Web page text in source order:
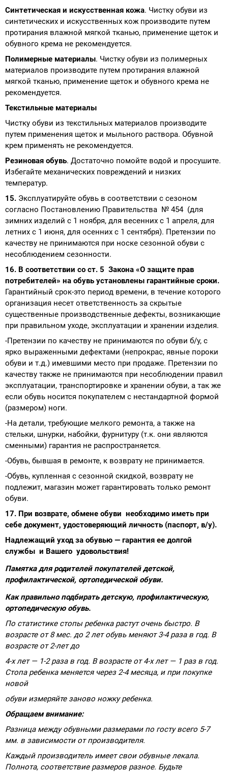
Синтетическая и искусственная кожа. Чистку обуви из
синтетических и искусственных кож производите путем
протирания влажной мягкой тканью, применение щеток и
обувного крема не рекомендуется.
Полимерные материалы. Чистку обуви из полимерных
материалов производите путем протирания влажной
мягкой тканью, применение щеток и обувного крема не
рекомендуется.
Текстильные материалы
Чистку обуви из текстильных материалов производите
путем применения щеток и мыльного раствора. Обувной
крем применять не рекомендуется.
Резиновая обувь. Достаточно помойте водой и просушите.
Избегайте механических повреждений и низких
температур.
15. Эксплуатируйте обувь в соответствии с сезоном
согласно Постановлению Правительства № 454 (для
зимних изделий с 1 ноября, для весенних с 1 апреля, для
летних с 1 июня, для осенних с 1 сентября). Претензии по
качеству не принимаются при носке сезонной обуви с
несоблюдением сезонности.
16. В соответствии со ст. 5 Закона «О защите прав
потребителей» на обувь установлены гарантийные сроки.
Гарантийный срок-это период времени, в течение которого
организация несет ответственность за скрытые
существенные производственные дефекты, возникающие
при правильном уходе, эксплуатации и хранении изделия.
-Претензии по качеству не принимаются по обуви б/у, с
ярко выраженными дефектами (непрокрас, явные пороки
обуви и т.д.) имевшими место при продаже. Претензии по
качеству также не принимаются при несоблюдении правил
эксплуатации, транспортировке и хранении обуви, а так же
если обувь носится покупателем с нестандартной формой
(размером) ноги.
-На детали, требующие мелкого ремонта, а также на
стельки, шнурки, набойки, фурнитуру (т.к. они являются
сменными) гарантия не распространяется.
-Обувь, бывшая в ремонте, к возврату не принимается.
-Обувь, купленная с сезонной скидкой, возврату не
подлежит, магазин может гарантировать только ремонт
обуви.
17. При возврате, обмене обуви необходимо иметь при
себе документ, удостоверяющий личность (паспорт, в/у).
Надлежащий уход за обувью — гарантия ее долгой
службы и Вашего удовольствия!
Памятка для родителей покупателей детской,
профилактической, ортопедической обуви.
Как правильно подбирать детскую, профилактическую,
ортопедическую обувь.
По статистике стопы ребенка растут очень быстро. В
возрасте от 8 мес. до 2 лет обувь меняют 3-4 раза в год. В
возрасте от 2-лет до
4-х лет — 1-2 раза в год. В возрасте от 4-х лет — 1 раз в год.
Стопа ребенка меняется через 2-4 месяца, и при покупке
новой
обуви измеряйте заново ножку ребенка.
Обращаем внимание:
Разница между обувными размерами по госту всего 5-7
мм. в зависимости от производителя.
Каждый производитель имеет свои обувные лекала.
Полнота, соответствие размеров разное. Будьте